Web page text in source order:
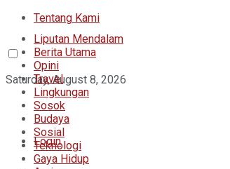
Tentang Kami
Saturday, August 8, 2026
Login
Liputan Mendalam
Berita Utama
Opini
Travel
Lingkungan
Sosok
Budaya
Sosial
Teknologi
Gaya Hidup